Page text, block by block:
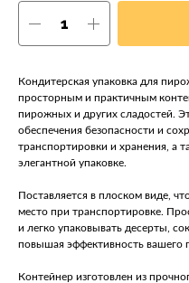
Кондитерская упаковка для
просторным и практичным
пирожных и других сладостей.
обеспечения безопасности и
транспортировки и хранения, а
элегантной упаковке.
Поставляется в плоском виде,
место при транспортировке.
и легко упаковывать десерты,
повышая эффективность вашего
Контейнер изготовлен из